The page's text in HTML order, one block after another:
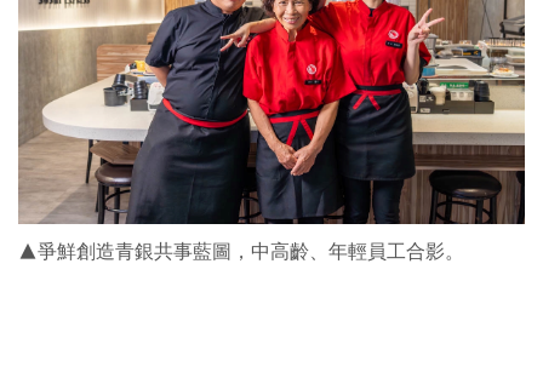
▲爭鮮創造青銀共事藍圖，中高齡、年輕員工合影。